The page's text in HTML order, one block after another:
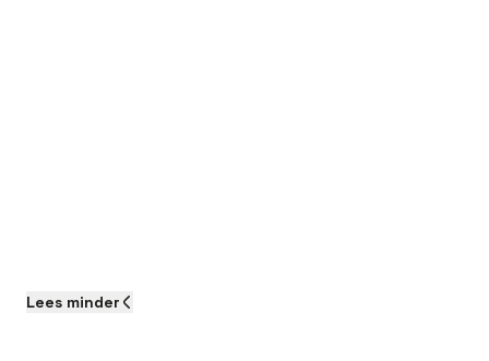
Lees minder